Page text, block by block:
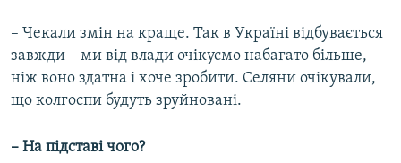
– Чекали змін на краще. Так в Україні відбувається
завжди – ми від влади очікуємо набагато більше,
ніж воно здатна і хоче зробити. Селяни очікували,
що колгоспи будуть зруйновані.
– На підставі чого?